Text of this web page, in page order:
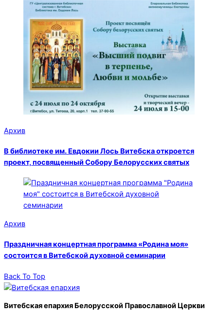
Архив
В библиотеке им. Евдокии Лось Витебска откроется
проект, посвященный Собору Белорусских святых
Архив
Праздничная концертная программа «Родина моя»
состоится в Витебской духовной семинарии
Back To Top
Витебская епархия Белорусской Православной Церкви